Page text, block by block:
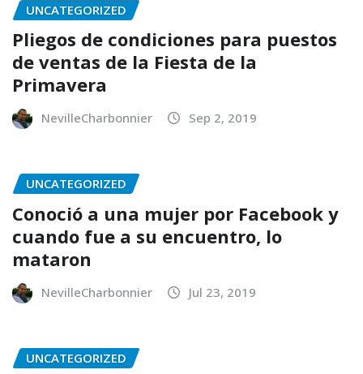
UNCATEGORIZED
Pliegos de condiciones para puestos
de ventas de la Fiesta de la
Primavera
NevilleCharbonnier Sep 2, 2019
UNCATEGORIZED
Conoció a una mujer por Facebook y
cuando fue a su encuentro, lo
mataron
NevilleCharbonnier Jul 23, 2019
UNCATEGORIZED